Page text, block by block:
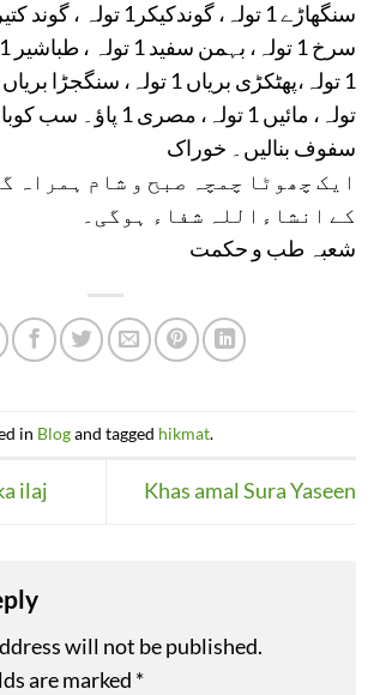
تولہ، مائیں 1 تولہ، مصری
سفوف بنالیں۔ خوراک
ایک چھوٹا چمچہ صبح و شام ہمراہ
کے انشاءاللہ شفاء ہوگی۔
شعبہ طب و حکمت
in Blogand tagged hikmat.
ilaj Khas amal Sura Yaseen
will not be published.
are marked *